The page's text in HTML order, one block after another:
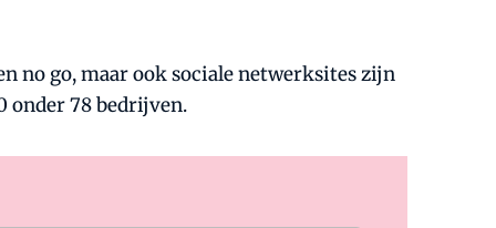
no go, maar ook sociale netwerksites zijn
onder 78 bedrijven.